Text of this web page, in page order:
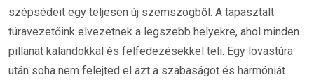
szépsédeit egy teljesen új szemszögből. A tapasztalt
túravezetőink elvezetnek a legszebb helyekre, ahol minden
pillanat kalandokkal és felfedezésekkel teli. Egy lovastúra
után soha nem felejted el azt a szabaságot és harmóniát